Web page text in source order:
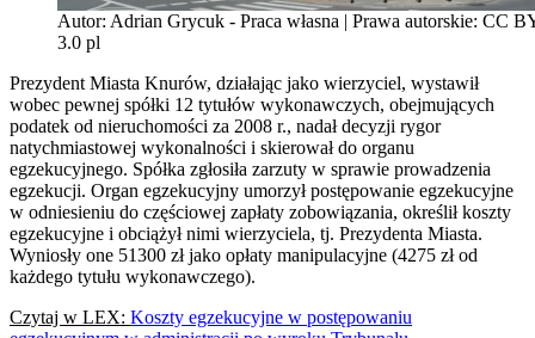
Autor: Adrian Grycuk - Praca własna | Prawa autorskie: CC
3.0 pl
Prezydent Miasta Knurów, działając jako wierzyciel, wystawił
wobec pewnej spółki 12 tytułów wykonawczych, obejmujących
podatek od nieruchomości za 2008 r., nadał decyzji rygor
natychmiastowej wykonalności i skierował do organu
egzekucyjnego. Spółka zgłosiła zarzuty w sprawie prowadzenia
egzekucji. Organ egzekucyjny umorzył postępowanie egzekucyjne
w odniesieniu do częściowej zapłaty zobowiązania, określił koszty
egzekucyjne i obciążył nimi wierzyciela, tj. Prezydenta Miasta.
Wyniosły one 51300 zł jako opłaty manipulacyjne (4275 zł od
każdego tytułu wykonawczego).
Czytaj w LEX: Koszty egzekucyjne w postępowaniu